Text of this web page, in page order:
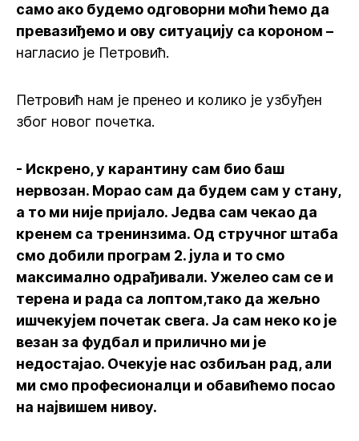
само ако будемо одговорни моћи ћемо да
превазиђемо и ову ситуацију са короном –
нагласио је Петровић.
Петровић нам је пренео и колико је узбуђен
због новог почетка.
- Искрено, у карантину сам био баш
нервозан. Морао сам да будем сам у стану,
а то ми није пријало. Једва сам чекао да
кренем са тренинзима. Од стручног штаба
смо добили програм 2. јула и то смо
максимално одрађивали. Ужелео сам се и
терена и рада са лоптом,тако да жељно
ишчекујем почетак свега. Ја сам неко ко је
везан за фудбал и прилично ми је
недостајао. Очекује нас озбиљан рад, али
ми смо професионалци и обавићемо посао
на највишем нивоу.